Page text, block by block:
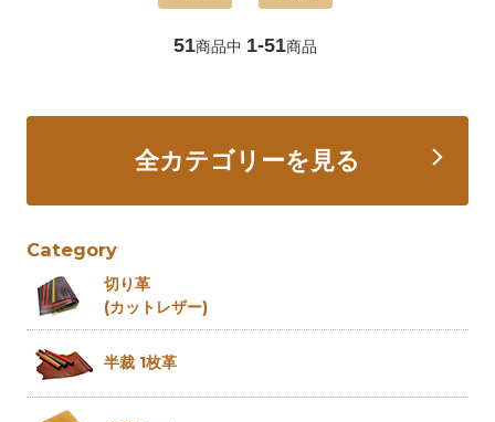
51商品中 1-51商品
全カテゴリーを見る
Category
切り革
(カットレザー)
半裁 1枚革